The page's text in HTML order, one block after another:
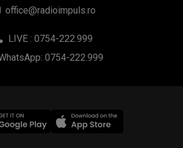
office@radioimpuls.ro
LIVE : 0754-222.999
0754-222.999